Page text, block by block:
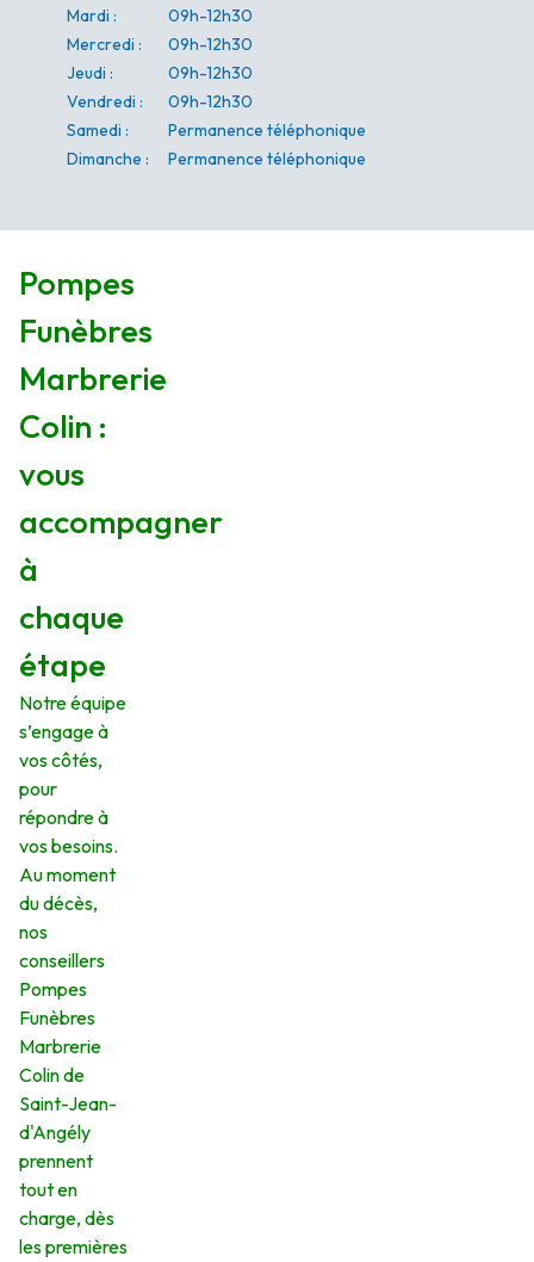
Mardi :
09h-12h30
Mercredi :
09h-12h30
Jeudi :
09h-12h30
Vendredi :
09h-12h30
Samedi :
Permanence téléphonique
Dimanche : Permanence téléphonique
Pompes
Funèbres
Marbrerie
Colin :
vous
accompagner
à
chaque
étape
Notre équipe
s’engage à
vos côtés,
pour
répondre à
vos besoins.
Au moment
du décès,
nos
conseillers
Pompes
Funèbres
Marbrerie
Colin de
Saint-Jean-
d'Angély
prennent
tout en
charge, dès
les premières